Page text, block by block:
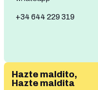
+34 644 229 319
Hazte maldito,
Hazte maldita